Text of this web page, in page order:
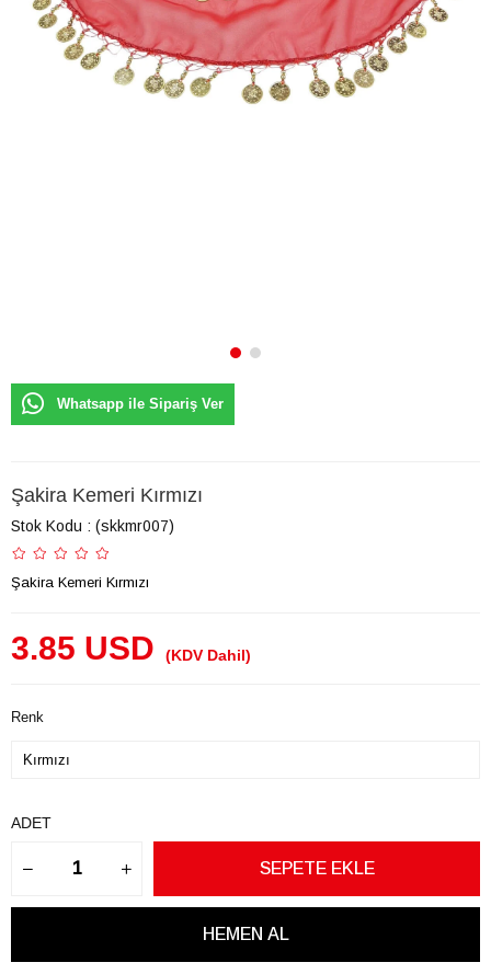
Whatsapp ile Sipariş Ver
Şakira Kemeri Kırmızı
Stok Kodu (skkmr007)
Şakira Kemeri Kırmızı
3.85 USD (KDV Dahil)
Renk
ADET